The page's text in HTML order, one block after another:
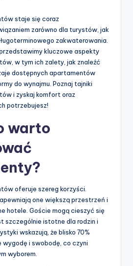
staje się coraz
zarówno dla turystów, jak
zakwaterowania.
kluczowe aspekty
w tym ich zalety, jak znaleźć
dostępnych apartamentów
do wynajmu. Poznaj tajniki
i zyskaj komfort oraz
potrzebujesz!
warto
oferuje szereg korzyści.
one większą przestrzeń i
hotele. Goście mogą cieszyć się
szczególnie istotne dla rodzin i
wskazują, że blisko 70%
wygodę i swobodę, co czyni
wyborem.